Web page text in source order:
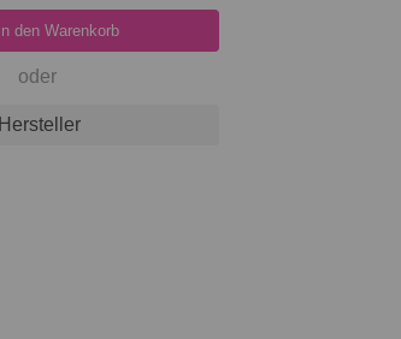
In den Warenkorb
oder
Hersteller